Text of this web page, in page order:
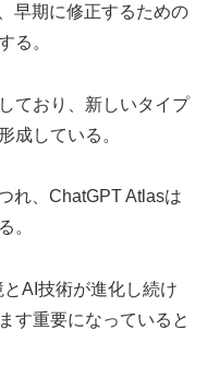
早期に修正するための
る。
ており、新しいタイプ
成している。
れ、ChatGPT Atlasは
。
AI技術が進化し続け
す重要になっていると